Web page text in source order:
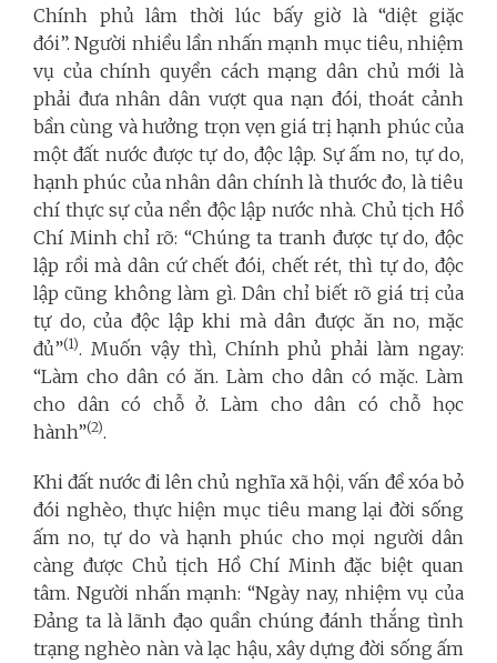
Chính phủ lâm thời lúc bấy giờ là “diệt giặc
đói”. Người nhiều lần nhấn mạnh mục tiêu, nhiệm
vụ của chính quyền cách mạng dân chủ mới là
phải đưa nhân dân vượt qua nạn đói, thoát cảnh
bần cùng và hưởng trọn vẹn giá trị hạnh phúc của
một đất nước được tự do, độc lập. Sự ấm no, tự do,
hạnh phúc của nhân dân chính là thước đo, là tiêu
chí thực sự của nền độc lập nước nhà. Chủ tịch Hồ
Chí Minh chỉ rõ: “Chúng ta tranh được tự do, độc
lập rồi mà dân cứ chết đói, chết rét, thì tự do, độc
lập cũng không làm gì. Dân chỉ biết rõ giá trị của
tự do, của độc lập khi mà dân được ăn no, mặc
đủ”(1). Muốn vậy thì, Chính phủ phải làm ngay:
“Làm cho dân có ăn. Làm cho dân có mặc. Làm
cho dân có chỗ ở. Làm cho dân có chỗ học
hành”(2).
Khi đất nước đi lên chủ nghĩa xã hội, vấn đề xóa bỏ
đói nghèo, thực hiện mục tiêu mang lại đời sống
ấm no, tự do và hạnh phúc cho mọi người dân
càng được Chủ tịch Hồ Chí Minh đặc biệt quan
tâm. Người nhấn mạnh: “Ngày nay, nhiệm vụ của
Đảng ta là lãnh đạo quần chúng đánh thắng tình
trạng nghèo nàn và lạc hậu, xây dựng đời sống ấm